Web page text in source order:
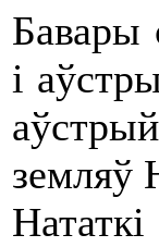
Бавары
і
земляў
Нататкі